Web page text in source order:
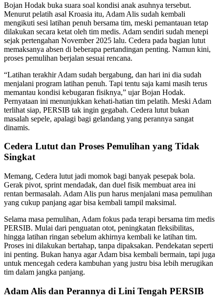
Bojan Hodak buka suara soal kondisi anak asuhnya tersebut.
Menurut pelatih asal Kroasia itu, Adam Alis sudah kembali
mengikuti sesi latihan penuh bersama tim, meski pemantauan tetap
dilakukan secara ketat oleh tim medis. Adam sendiri sudah menepi
sejak pertengahan November 2025 lalu. Cedera pada bagian lutut
memaksanya absen di beberapa pertandingan penting. Namun kini,
proses pemulihan berjalan sesuai rencana.
“Latihan terakhir Adam sudah bergabung, dan hari ini dia sudah
menjalani program latihan penuh. Tapi tentu saja kami masih terus
memantau kondisi kebugaran fisiknya,” ujar Bojan Hodak.
Pernyataan ini menunjukkan kehati-hatian tim pelatih. Meski Adam
terlihat siap, PERSIB tak ingin gegabah. Cedera lutut bukan
masalah sepele, apalagi bagi gelandang yang perannya sangat
dinamis.
Cedera Lutut dan Proses Pemulihan yang Tidak
Singkat
Memang, Cedera lutut jadi momok bagi banyak pesepak bola.
Gerak pivot, sprint mendadak, dan duel fisik membuat area ini
rentan bermasalah. Adam Alis pun harus menjalani masa pemulihan
yang cukup panjang agar bisa kembali tampil maksimal.
Selama masa pemulihan, Adam fokus pada terapi bersama tim medis
PERSIB. Mulai dari penguatan otot, peningkatan fleksibilitas,
hingga latihan ringan sebelum akhirnya kembali ke latihan tim.
Proses ini dilakukan bertahap, tanpa dipaksakan. Pendekatan seperti
ini penting. Bukan hanya agar Adam bisa kembali bermain, tapi juga
untuk mencegah cedera kambuhan yang justru bisa lebih merugikan
tim dalam jangka panjang.
Adam Alis dan Perannya di Lini Tengah PERSIB